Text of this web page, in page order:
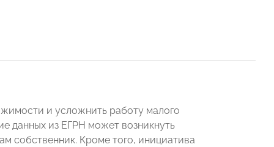
и усложнить работу малого
данных из ЕГРН может возникнуть
собственник. Кроме того, инициатива